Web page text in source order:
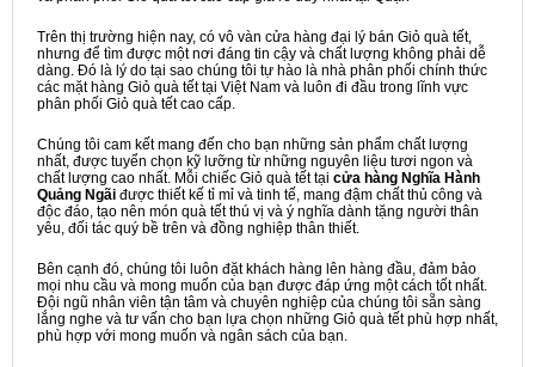
Trên thị trường hiện nay, có vô vàn cửa hàng đại lý bán Giỏ quà tết,
nhưng để tìm được một nơi đáng tin cậy và chất lượng không phải dễ
dàng. Đó là lý do tại sao chúng tôi tự hào là nhà phân phối chính thức
các mặt hàng Giỏ quà tết tại Việt Nam và luôn đi đầu trong lĩnh vực
phân phối Giỏ quà tết cao cấp.
Chúng tôi cam kết mang đến cho bạn những sản phẩm chất lượng
nhất, được tuyển chọn kỹ lưỡng từ những nguyên liệu tươi ngon và
chất lượng cao nhất. Mỗi chiếc Giỏ quà tết tại cửa hàng Nghĩa Hành
Quảng Ngãi được thiết kế tỉ mỉ và tinh tế, mang đậm chất thủ công và
độc đáo, tạo nên món quà tết thú vị và ý nghĩa dành tặng người thân
yêu, đối tác quý bề trên và đồng nghiệp thân thiết.
Bên cạnh đó, chúng tôi luôn đặt khách hàng lên hàng đầu, đảm bảo
mọi nhu cầu và mong muốn của bạn được đáp ứng một cách tốt nhất.
Đội ngũ nhân viên tận tâm và chuyên nghiệp của chúng tôi sẵn sàng
lắng nghe và tư vấn cho bạn lựa chọn những Giỏ quà tết phù hợp nhất,
phù hợp với mong muốn và ngân sách của bạn.